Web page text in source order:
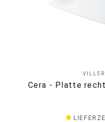
Cera - Platte